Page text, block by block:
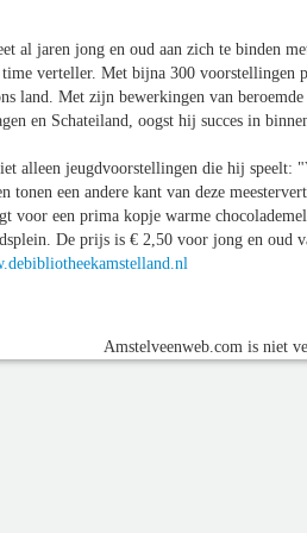
al jaren jong en oud aan zich te binden
verteller. Met bijna 300 voorstellingen
land. Met zijn bewerkingen van
en Schateiland, oogst hij succes in
alleen jeugdvoorstellingen die hij
tonen een andere kant van deze
voor een prima kopje warme
De prijs is € 2,50 voor jong en oud
Amstelveenweb.com is niet